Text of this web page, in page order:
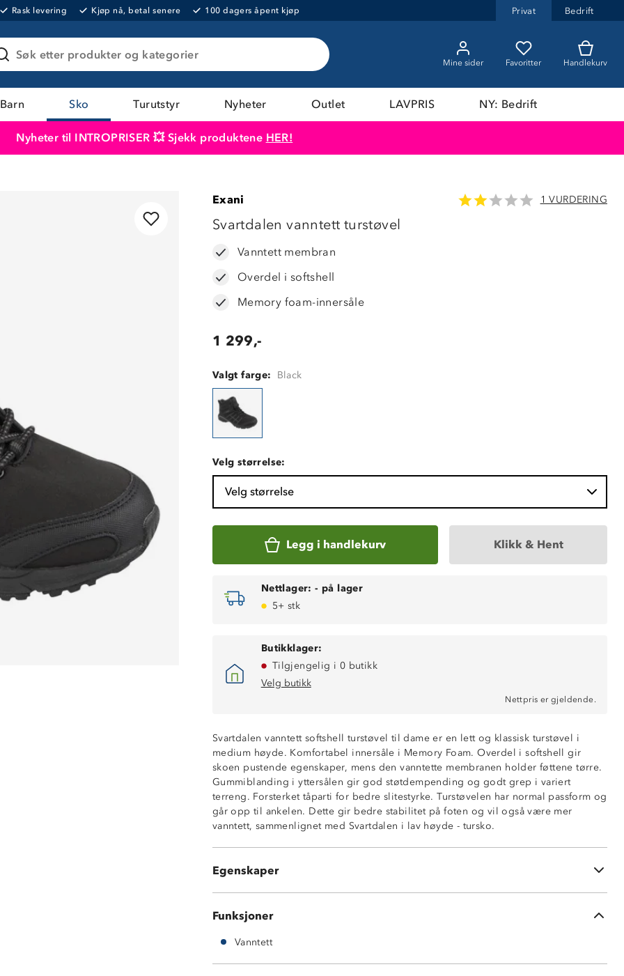
Rask levering Kjøp nå, betal senere 100 dagers åpent kjøp Privat Bedrift
Søk etter produkter og kategorier
Mine sider Favoritter Handlekurv
Barn Sko Turutstyr Nyheter Outlet LAVPRIS NY: Bedrift
Nyheter til INTROPRISER 💥 Sjekk produktene HER!
Exani 1 VURDERING
Svartdalen vanntett turstøvel
Vanntett membran
Overdel i softshell
Memory foam-innersåle
1 299,-
Valgt farge: Black
Velg størrelse:
Velg størrelse
Legg i handlekurv Klikk & Hent
Nettlager: - på lager
5+ stk
Butikklager:
Tilgjengelig i 0 butikk
Velg butikk
Nettpris er gjeldende.
Svartdalen vanntett softshell turstøvel til dame er en lett og klassisk turstøvel i
medium høyde. Komfortabel innersåle i Memory Foam. Overdel i softshell gir
skoen pustende egenskaper, mens den vanntette membranen holder føttene tørre.
Gummiblanding i yttersålen gir god støtdempending og godt grep i variert
terreng. Forsterket tåparti for bedre slitestyrke. Turstøvelen har normal passform og
går opp til ankelen. Dette gir bedre stabilitet på foten og vil også være mer
vanntett, sammenlignet med Svartdalen i lav høyde - tursko.
Egenskaper
Vanntett membran
Overdel i softshell
Memory foam-innersåle
Støtdemping i yttersåle
Funksjoner
Vanntett